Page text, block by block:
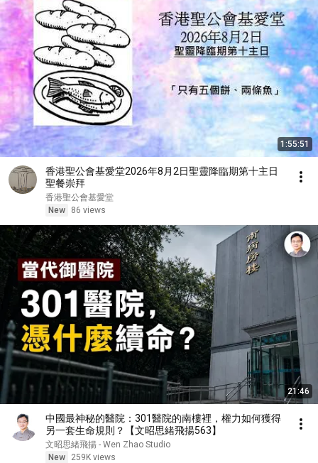
1:55:51
香港聖公會基愛堂2026年8月2日聖靈降臨期第十主日
聖餐崇拜
香港聖公會基愛堂
New
86 views
21:46
中國最神秘的醫院：301醫院的南樓裡，權力如何獲得
另一套生命規則？【文昭思緒飛揚563】
文昭思緒飛揚 - Wen Zhao Studio
New
259K views